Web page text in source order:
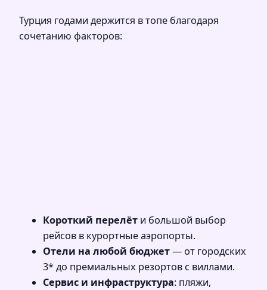
Турция годами держится в топе благодаря
сочетанию факторов:
Короткий перелёт и большой выбор
рейсов в курортные аэропорты.
Отели на любой бюджет— от городских
3* до премиальных резортов с виллами.
Сервис и инфраструктура: пляжи,